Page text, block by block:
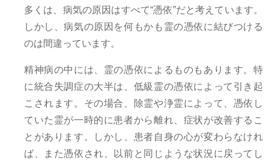
多くは、病気の原因はすべて“憑依”だと考えています。
しかし、病気の原因を何もかも霊の憑依に結びつける
のは間違っています。
精神病の中には、霊の憑依によるものもあります。特
に統合失調症の大半は、低級霊の憑依によって引き起
こされます。その場合、除霊や浄霊によって、憑依し
ていた霊が一時的に患者から離れ、症状が改善するこ
とがあります。しかし、患者自身の心が変わらなけれ
ば、また憑依され、以前と同じような状況に戻ってし